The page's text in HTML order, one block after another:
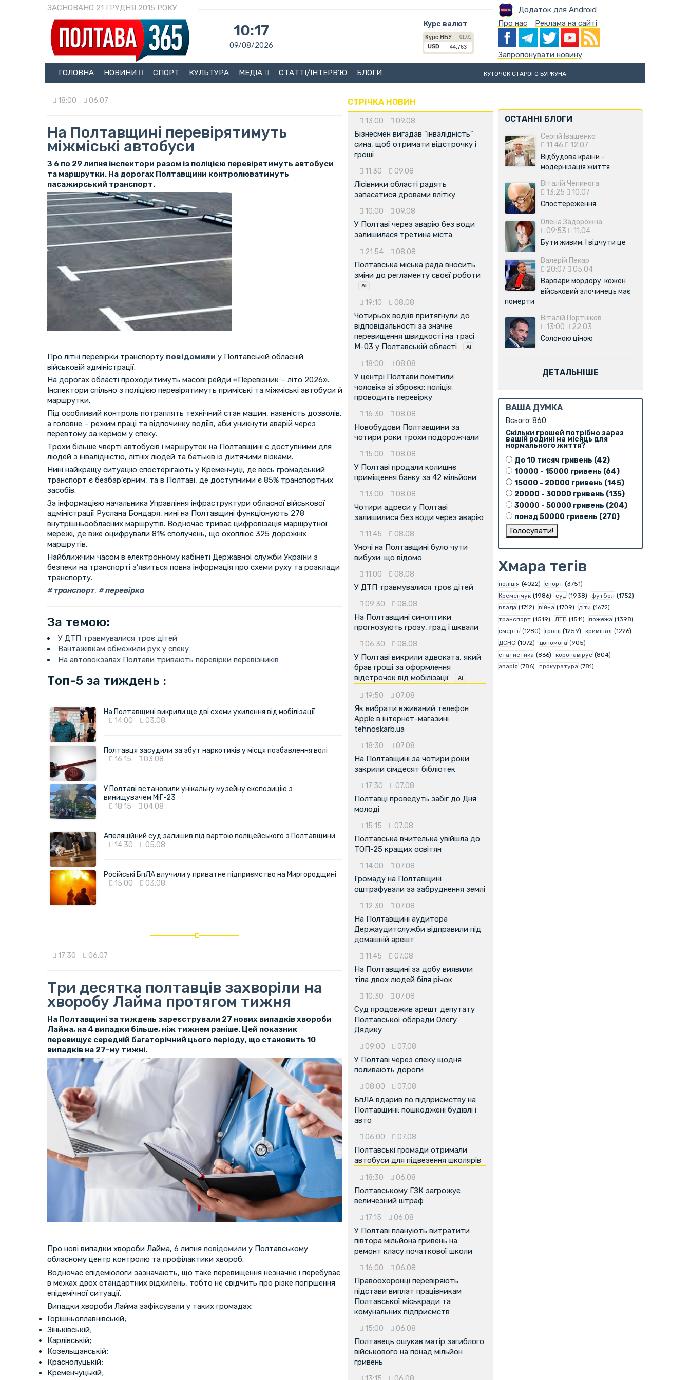
ЗАСНОВАНО 21 ГРУДНЯ 2015 РОКУ Додаток для Android
10:17
09/08/2026
Курс валют Про нас Реклама на сайті
Запропонувати новину
ГОЛОВНА
НОВИНИ СПОРТ КУЛЬТУРА МЕДІА СТАТТІ/ІНТЕРВ'Ю БЛОГИ КУТОЧОК СТАРОГО БУРКУНА
18:00 06.07
На Полтавщині перевірятимуть
міжміські автобуси
З 6 по 29 липня інспектори разом із поліцією перевірятимуть автобуси
та маршрутки. На дорогах Полтавщини контролюватимуть
пасажирський транспорт.
Про літні перевірки транспорту повідомили у Полтавській обласній
військовій адміністрації.
На дорогах області проходитимуть масові рейди «Перевізник – літо 2026».
Інспектори спільно з поліцією перевірятимуть приміські та міжміські автобуси й
маршрутки.
Під особливий контроль потраплять технічний стан машин, наявність дозволів,
а головне – режим праці та відпочинку водіїв, аби уникнути аварій через
перевтому за кермом у спеку.
Трохи більше чверті автобусів і маршруток на Полтавщині є доступними для
людей з інвалідністю, літніх людей та батьків із дитячими візками.
Нині найкращу ситуацію спостерігають у Кременчуці, де весь громадський
транспорт є безбар’єрним, та в Полтаві, де доступними є 85% транспортних
засобів.
За інформацією начальника Управління інфраструктури обласної військової
адміністрації Руслана Бондаря, нині на Полтавщині функціонують 278
внутрішньообласних маршрутів. Водночас триває цифровізація маршрутної
мережі, де вже оцифрували 81% сполучень, що охоплює 325 дорожніх
маршрутів.
Найближчим часом в електронному кабінеті Державної служби України з
безпеки на транспорті з’явиться повна інформація про схеми руху та розклади
транспорту.
транспорт, перевірка
За темою:
У ДТП травмувалися троє дітей
Вантажівкам обмежили рух у спеку
На автовокзалах Полтави тривають перевірки перевізників
Топ-5 за тиждень :
На Полтавщині викрили ще дві схеми ухилення від мобілізації
14:00
03.08
Полтавця засудили за збут наркотиків у місця позбавлення волі
16:15
03.08
У Полтаві встановили унікальну музейну експозицію з
винищувачем МіГ-23
18:15
04.08
Апеляційний суд залишив під вартою поліцейського з Полтавщини
14:30
05.08
Російські БпЛА влучили у приватне підприємство на Миргородщині
15:00
03.08
17:30 06.07
Три десятка полтавців захворіли на
хворобу Лайма протягом тижня
На Полтавщині за тиждень зареєстрували 27 нових випадків хвороби
Лайма, на 4 випадки більше, ніж тижнем раніше. Цей показник
перевищує середній багаторічний цього періоду, що становить 10
випадків на 27-му тижні.
Про нові випадки хвороби Лайма, 6 липня повідомили у Полтавському
обласному центр контролю та профілактики хвороб.
Водночас епідеміологи зазначають, що таке перевищення незначне і перебуває
в межах двох стандартних відхилень, тобто не свідчить про різке погіршення
епідемічної ситуації.
Випадки хвороби Лайма зафіксували у таких громадах:
Горішньоплавнівській;
Зіньківській;
Карлівській;
Козельщанській;
Краснолуцькій;
Кременчуцькій;
СТРІЧКА НОВИН
13:00 09.08
Бізнесмен вигадав "інвалідність"
сина, щоб отримати відстрочку і
гроші
11:30 09.08
Лісівники області радять
запасатися дровами влітку
10:00 09.08
У Полтаві через аварію без води
залишилася третина міста
21:54 08.08
Полтавська міська рада вносить
зміни до регламенту своєї роботи
19:10 08.08
Чотирьох водіїв притягнули до
відповідальності за значне
перевищення швидкості на трасі
М-03 у Полтавській області
18:00 08.08
У центрі Полтави помітили
чоловіка зі зброєю: поліція
проводить перевірку
16:30 08.08
Новобудови Полтавщини за
чотири роки трохи подорожчали
15:00 08.08
У Полтаві продали колишнє
приміщення банку за 42 мільйони
13:00 08.08
Чотири адреси у Полтаві
залишилися без води через аварію
11:45 08.08
Уночі на Полтавщині було чути
вибухи: що відомо
11:00 08.08
У ДТП травмувалися троє дітей
09:30 08.08
На Полтавщині синоптики
прогнозують грозу, град і шквали
06:30 08.08
У Полтаві викрили адвоката, який
брав гроші за оформлення
відстрочок від мобілізації
19:50 07.08
Як вибрати вживаний телефон
Apple в інтернет-магазині
tehnoskarb.ua
18:30 07.08
На Полтавщині за чотири роки
закрили сімдесят бібліотек
17:30 07.08
Полтавці проведуть забіг до Дня
молоді
15:15 07.08
Полтавська вчителька увійшла до
ТОП-25 кращих освітян
14:00 07.08
Громаду на Полтавщині
оштрафували за забруднення землі
12:30 07.08
На Полтавщині аудитора
Держаудитслужби відправили під
домашній арешт
11:45 07.08
На Полтавщині за добу виявили
тіла двох людей біля річок
10:30 07.08
Суд продовжив арешт депутату
Полтавської облради Олегу
Дядику
09:00 07.08
У Полтаві через спеку щодня
поливають дороги
08:00 07.08
БпЛА вдарив по підприємству на
Полтавщині: пошкоджені будівлі і
авто
06:00 07.08
Полтавські громади отримали
автобуси для підвезення школярів
18:30 06.08
Полтавському ГЗК загрожує
величезний штраф
17:15 06.08
У Полтаві планують витратити
півтора мільйона гривень на
ремонт класу початкової школи
16:00 06.08
Правоохоронці перевіряють
підстави виплат працівникам
Полтавської міськради та
комунальних підприємств
15:00 06.08
Полтавець ошукав матір загиблого
військового на понад мільйон
гривень
ОСТАННІ БЛОГИ
Сергій Іващенко
11:46
12.07
Відбудова країни -
модернізація життя
Віталій Чепинога
13:25
10.07
Спостереження
Олена Задорожна
09:53
11.04
Бути живим. І відчути це
Валерій Пекар
20:07
05.04
Варвари мордору: кожен
військовий злочинець має
померти
Віталій Портніков
13:00
22.03
Солоною ціною
ДЕТАЛЬНІШЕ
ВАША ДУМКА
Всього: 860
Скільки грошей потрібно зараз
вашій родині на місяць для
нормального життя?
До 10 тисяч гривень (42)
10000 - 15000 гривень (64)
15000 - 20000 гривень (145)
20000 - 30000 гривень (135)
30000 - 50000 гривень (204)
понад 50000 гривень (270)
Хмара тегів
поліція (4022) спорт (3751)
Кременчук (1986) суд (1938) футбол (1752)
влада (1712) війна (1709) діти (1672)
транспорт (1519) ДТП (1511) пожежа (1398)
смерть (1280) гроші (1259) кримінал (1226)
ДСНС (1072) допомога (905)
статистика (866) коронавірус (804)
аварія (786) прокуратура (781)